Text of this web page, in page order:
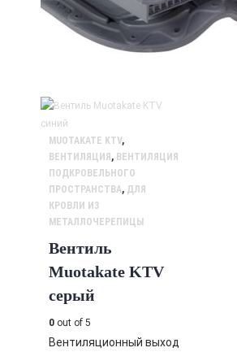
MUOTAKATE KTV,
ВЕНТИЛЯЦИЯ , ВЕНТИЛЯЦИЯ
ПОДКРОВЕЛЬНОГО
ПРОСТРАНСТВА, ДЛЯ
КРОВЛИ ИЗ
МЕТАЛЛОЧЕРЕПИЦЫ
Вентиль
Muotakate KTV
серый
0 out of 5
Вентиляционный выход